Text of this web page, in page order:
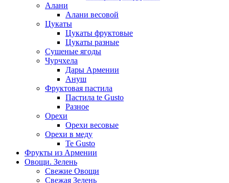
Алани
Алани весовой
Цукаты
Цукаты фруктовые
Цукаты разные
Сушеные ягоды
Чурчхела
Дары Армении
Ануш
Фруктовая пастила
Пастила te Gusto
Разное
Орехи
Орехи весовые
Орехи в меду
Te Gusto
Фрукты из Армении
Овощи. Зелень
Свежие Овощи
Свежая Зелень